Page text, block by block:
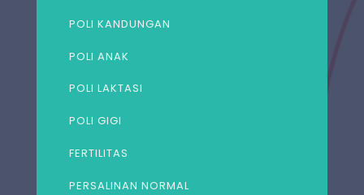
POLI KANDUNGAN
POLI ANAK
POLI LAKTASI
POLI GIGI
FERTILITAS
PERSALINAN NORMAL